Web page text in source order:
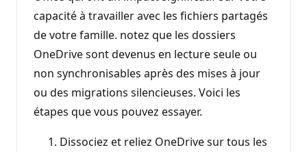
capacité à travailler avec les fichiers partagés
de votre famille. notez que les dossiers
OneDrive sont devenus en lecture seule ou
non synchronisables après des mises à jour
ou des migrations silencieuses. Voici les
étapes que vous pouvez essayer.
Dissociez et reliez OneDrive sur tous les